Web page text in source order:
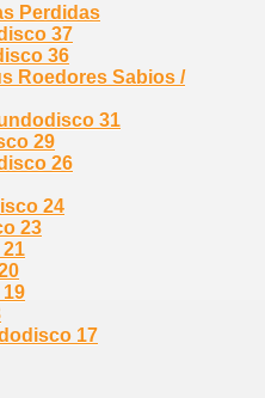
Perdidas
37
36
Roedores Sabios /
31
29
26
24
23
17